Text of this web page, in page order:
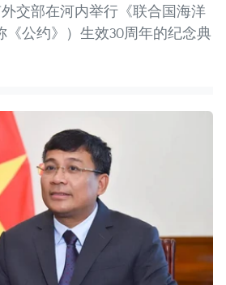
外交部在河内举行《联合国海洋
《公约》）生效30周年的纪念典